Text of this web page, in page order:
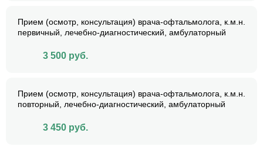
Прием (осмотр, консультация) врача-офтальмолога, к.м.н.
первичный, лечебно-диагностический, амбулаторный
3 500 руб.
Прием (осмотр, консультация) врача-офтальмолога, к.м.н.
повторный, лечебно-диагностический, амбулаторный
3 450 руб.